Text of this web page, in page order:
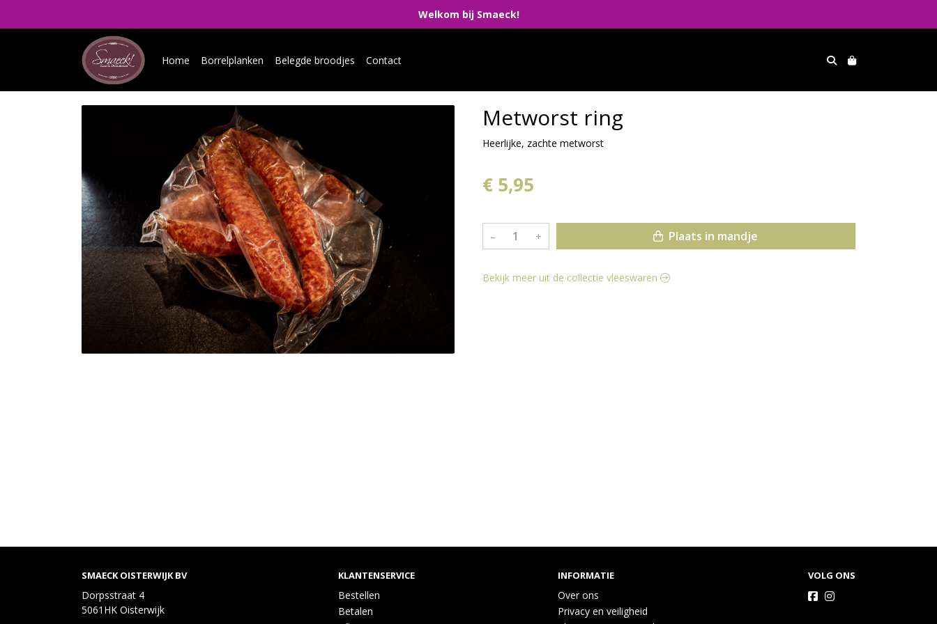
Welkom bij Smaeck!
Home Borrelplanken Belegde broodjes Contact
Metworst ring
Heerlijke, zachte metworst
€ 5,95
– + Plaats in mandje
Bekijk meer uit de collectie vleeswaren
SMAECK OISTERWIJK BV
Dorpsstraat 4
5061HK Oisterwijk
KLANTENSERVICE
Bestellen
Betalen
INFORMATIE
Over ons
Privacy en veiligheid
VOLG ONS